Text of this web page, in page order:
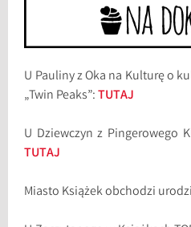
U Pauliny z Oka na Kulturę o
„Twin Peaks”:TUTAJ
U Dziewczyn z Pingerowego
TUTAJ
Miasto Książek obchodzi